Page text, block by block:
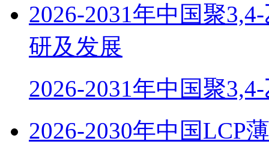
2026-2031年中国聚
研及发展
2026-2031年中国聚
2026-2030年中国LCP